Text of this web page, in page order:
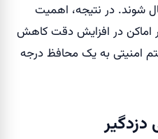
شوند. در نتیجه، اهمیت
در افزایش دقت کاهش
امنیتی به یک محافظ درجه